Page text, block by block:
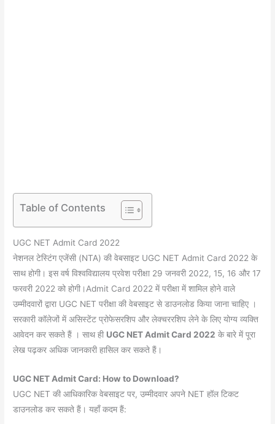
Table of Contents
UGC NET Admit Card 2022
नेशनल टेस्टिंग एजेंसी (NTA) की वेबसाइट UGC NET Admit Card 2022 के
साथ होगी। इस वर्ष विश्वविद्यालय प्रवेश परीक्षा 29 जनवरी 2022, 15, 16 और 17
फरवरी 2022 को होगी।Admit Card 2022 में परीक्षा में शामिल होने वाले
उम्मीदवारों द्वारा UGC NET परीक्षा की वेबसाइट से डाउनलोड किया जाना चाहिए ।
सरकारी कॉलेजों में असिस्टेंट प्रोफेसरशिप और लेक्चररशिप लेने के लिए योग्य व्यक्ति
आवेदन कर सकते हैं । साथ ही UGC NET Admit Card 2022 के बारे में पूरा
लेख पढ़कर अधिक जानकारी हासिल कर सकते हैं।
UGC NET Admit Card: How to Download?
UGC NET की आधिकारिक वेबसाइट पर, उम्मीदवार अपने NET हॉल टिकट
डाउनलोड कर सकते हैं। यहाँ कदम हैं: